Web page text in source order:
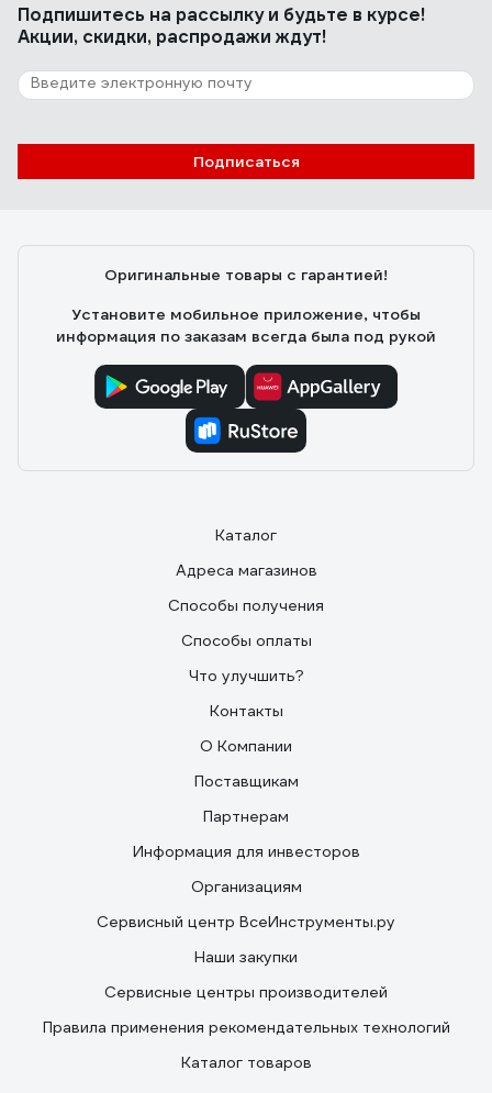
Подпишитесь на рассылкуи будьте в курсе!
Акции, скидки, распродажи ждут!
Подписаться
Оригинальные товары с гарантией!
Установите мобильное приложение, чтобы
информация по заказам всегда была под рукой
Каталог
Адреса магазинов
Способы получения
Способы оплаты
Что улучшить?
Контакты
О Компании
Поставщикам
Партнерам
Информация для инвесторов
Организациям
Сервисный центр ВсеИнструменты.ру
Наши закупки
Сервисные центры производителей
Правила применения рекомендательных технологий
Каталог товаров